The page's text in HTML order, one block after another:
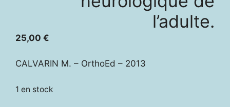
l’adulte.
25,00 €
CALVARIN M. – OrthoEd – 2013
1 en stock